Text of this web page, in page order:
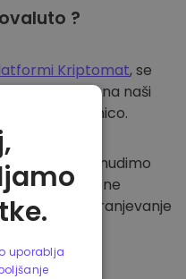
?
Kriptomat, se
denarnico na naši
svojo denarnico.
sredstev nudimo
varnostne
varna za shranjevanje
uporablja